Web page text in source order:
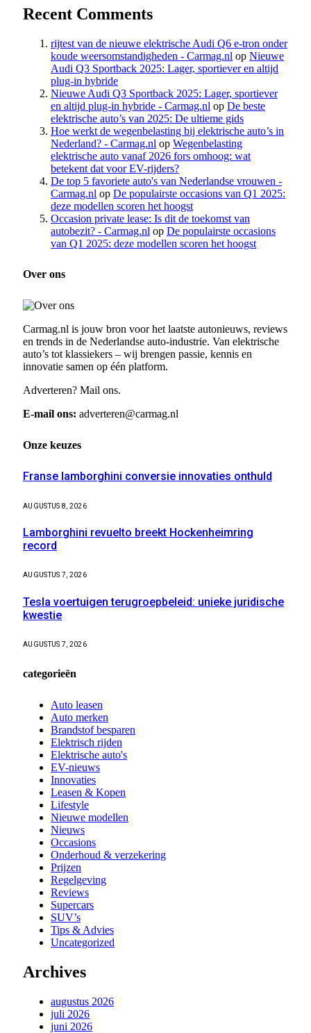
Recent Comments
rijtest van de nieuwe elektrische Audi Q6 e-tron onder
koude weersomstandigheden - Carmag.nl op Nieuwe
Audi Q3 Sportback 2025: Lager, sportiever en altijd
plug-in hybride
Nieuwe Audi Q3 Sportback 2025: Lager, sportiever
en altijd plug-in hybride - Carmag.nl op De beste
elektrische auto’s van 2025: De ultieme gids
Hoe werkt de wegenbelasting bij elektrische auto’s in
Nederland? - Carmag.nl op Wegenbelasting
elektrische auto vanaf 2026 fors omhoog: wat
betekent dat voor EV-rijders?
De top 5 favoriete auto's van Nederlandse vrouwen -
Carmag.nl op De populairste occasions van Q1 2025:
deze modellen scoren het hoogst
Occasion private lease: Is dit de toekomst van
autobezit? - Carmag.nl op De populairste occasions
van Q1 2025: deze modellen scoren het hoogst
Over ons
Carmag.nl is jouw bron voor het laatste autonieuws, reviews
en trends in de Nederlandse auto-industrie. Van elektrische
auto’s tot klassiekers – wij brengen passie, kennis en
innovatie samen op één platform.
Adverteren? Mail ons.
E-mail ons: adverteren@carmag.nl
Onze keuzes
Franse lamborghini conversie innovaties onthuld
AUGUSTUS 8, 2026
Lamborghini revuelto breekt Hockenheimring
record
AUGUSTUS 7, 2026
Tesla voertuigen terugroepbeleid: unieke juridische
kwestie
AUGUSTUS 7, 2026
categorieën
Auto leasen
Auto merken
Brandstof besparen
Elektrisch rijden
Elektrische auto's
EV-nieuws
Innovaties
Leasen & Kopen
Lifestyle
Nieuwe modellen
Nieuws
Occasions
Onderhoud & verzekering
Prijzen
Regelgeving
Reviews
Supercars
SUV’s
Tips & Advies
Uncategorized
Archives
augustus 2026
juli 2026
juni 2026